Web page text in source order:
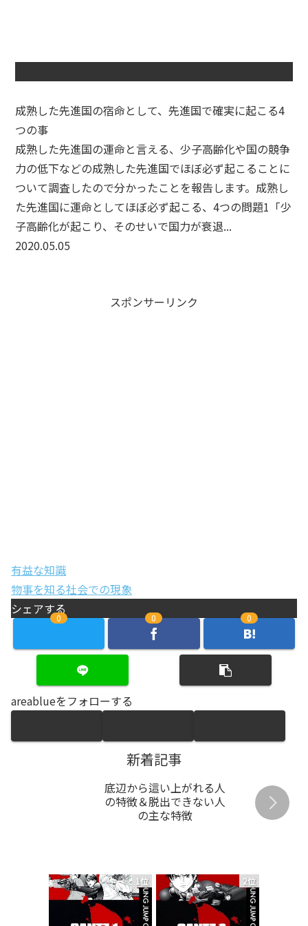
成熟した先進国の宿命として、先進国で確実に起こる4
つの事
成熟した先進国の運命と言える、少子高齢化や国の競争
力の低下などの成熟した先進国でほぼ必ず起こることに
ついて調査したので分かったことを報告します。成熟し
た先進国に運命としてほぼ必ず起こる、4つの問題1「少
子高齢化が起こり、そのせいで国力が衰退...
2020.05.05
スポンサーリンク
有益な知識
物事を知る社会での現象
シェアする
0 0 0
areablueをフォローする
新着記事
底辺から這い上がれる人
の特徴＆脱出できない人
の主な特徴
1位 2位